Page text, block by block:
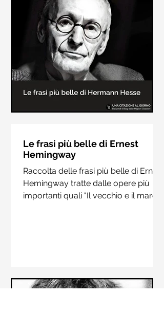
In questa pagina sono raccolte le
frasi più belle di Carl Gustav Jung
tratte dai suoi libri più significativi
come "Libro Rosso"
Hesse
Raccolta delle frasi più belle di
Hermann Hesse estrapolate dai suoi
libri più importanti come "Siddharta",
"Sull'amore" e "Demian"
Le frasi più belle di Ernest
Hemingway
Raccolta delle frasi più belle di Ernest
Hemingway tratte dalle opere più
importanti quali "Il vecchio e il mare",